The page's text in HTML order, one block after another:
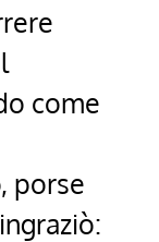
come
porse